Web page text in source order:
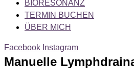
BIORESONANZ
TERMIN BUCHEN
ÜBER MICH
Facebook Instagram
Manuelle